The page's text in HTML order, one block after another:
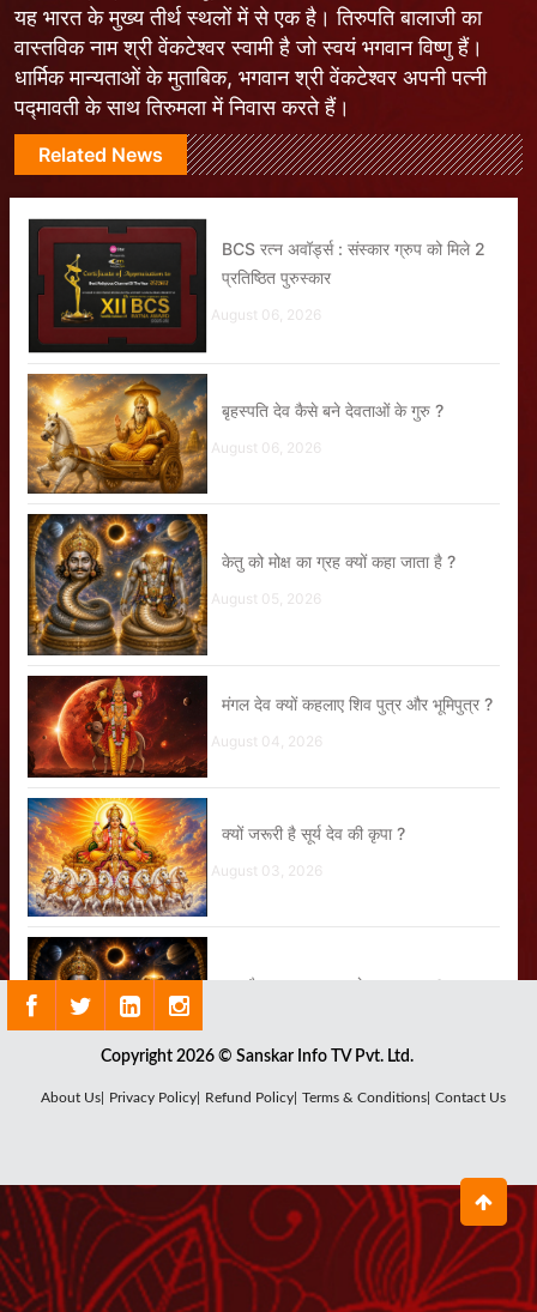
यह भारत के मुख्य तीर्थ स्थलों में से एक है। तिरुपति बालाजी का
वास्तविक नाम श्री वेंकटेश्वर स्वामी है जो स्वयं भगवान विष्णु हैं।
धार्मिक मान्यताओं के मुताबिक, भगवान श्री वेंकटेश्वर अपनी पत्नी
पद्मावती के साथ तिरुमला में निवास करते हैं।
Related News
BCS रत्न अवॉर्ड्स : संस्कार ग्रुप को मिले 2
प्रतिष्ठित पुरुस्कार
August 06, 2026
बृहस्पति देव कैसे बने देवताओं के गुरु ?
August 06, 2026
केतु को मोक्ष का ग्रह क्यों कहा जाता है ?
August 05, 2026
मंगल देव क्यों कहलाए शिव पुत्र और भूमिपुत्र ?
August 04, 2026
क्यों जरूरी है सूर्य देव की कृपा ?
August 03, 2026
क्या है राहु ग्रह का सबसे बड़ा रहस्य ?
शनि देव का पूजन क्यों है जरूरी ?
July 25, 2026
Copyright 2026 © Sanskar Info TV Pvt. Ltd.
About Us| Privacy Policy| Refund Policy| Terms & Conditions| Contact Us